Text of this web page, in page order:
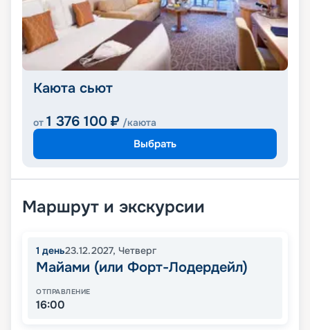
Каюта сьют
от 1 376 100 ₽ /каюта
Выбрать
Маршрут и экскурсии
1 день23.12.2027, Четверг
Майами (или Форт-Лодердейл)
ОТПРАВЛЕНИЕ
16:00